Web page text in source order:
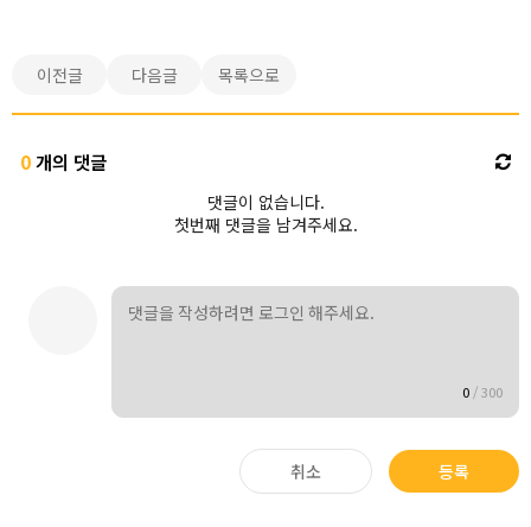
이전글 다음글 목록으로
0개의 댓글
댓글이 없습니다.
첫번째 댓글을 남겨주세요.
0/300
취소 등록